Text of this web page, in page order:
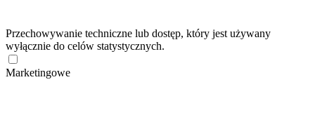
Przechowywanie techniczne lub dostęp, który jest używany
wyłącznie do celów statystycznych.
Marketingowe